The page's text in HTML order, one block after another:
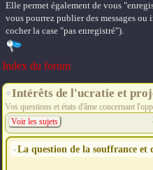
Elle permet également de vous
vous pourrez publier des messages
cocher la case "pas enregistré").
Index du forum
Intérêts de l'ucratie et
Vos questions et états d'âme concernant
Voir les sujets
La question de la souffrance et